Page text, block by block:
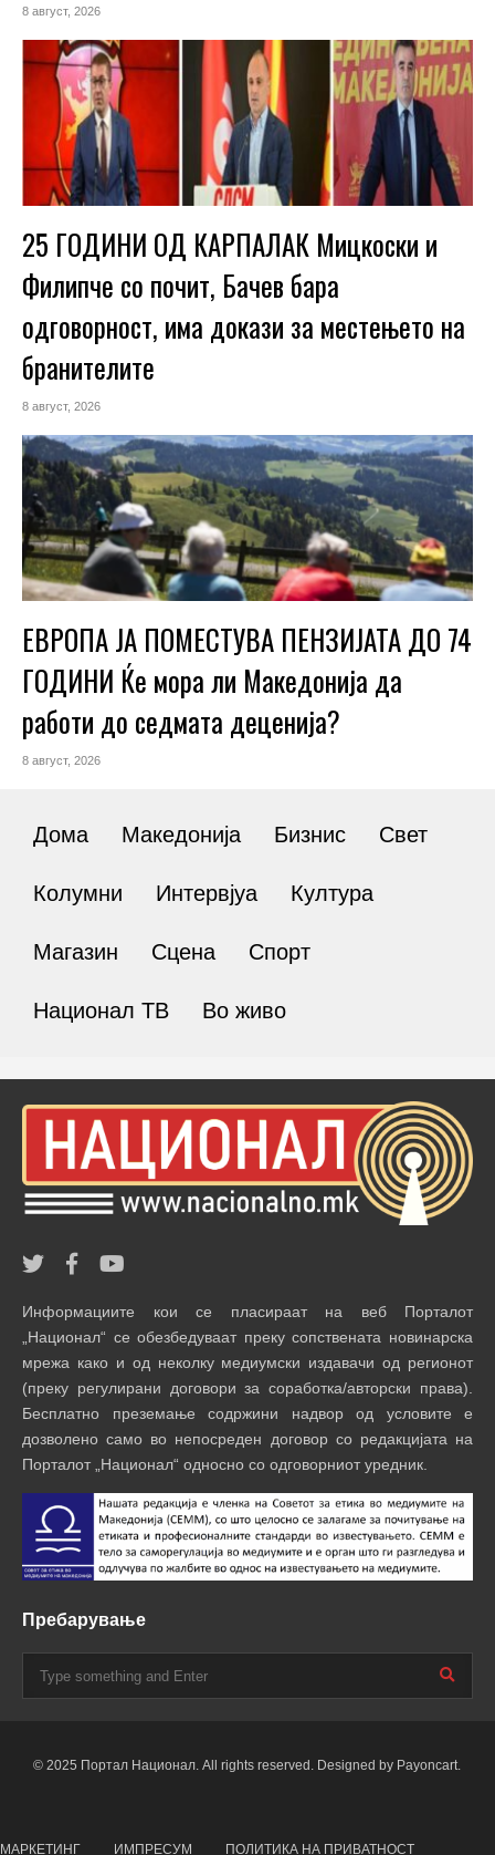
8 август, 2026
25 ГОДИНИ ОД КАРПАЛАК Мицкоски и
Филипче со почит, Бачев бара
одговорност, има докази за местењето на
бранителите
8 август, 2026
ЕВРОПА ЈА ПОМЕСТУВА ПЕНЗИЈАТА ДО 74
ГОДИНИ Ќе мора ли Македонија да
работи до седмата деценија?
8 август, 2026
Дома Македонија Бизнис Свет
Колумни Интервјуа Култура
Магазин Сцена Спорт
Национал ТВ Во живо
Информациите кои се пласираат на веб Порталот
„Национал“ се обезбедуваат преку сопствената новинарска
мрежа како и од неколку медиумски издавачи од регионот
(преку регулирани договори за соработка/авторски права).
Бесплатно преземање содржини надвор од условите е
дозволено само во непосреден договор со редакцијата на
Порталот „Национал“ односно со одговорниот уредник.
Пребарување
© 2025 Портал Национал. All rights reserved. Designed by Payoncart.
МАРКЕТИНГ ИМПРЕСУМ ПОЛИТИКА НА ПРИВАТНОСТ